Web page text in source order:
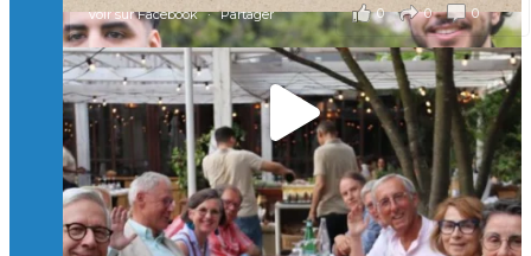
0 0 0
Voir sur Facebook · Partager
🚀Afterwork à Genève 🚀
🥳 Le 22 avril dernier, 14 Alumni vivant / travaillant
en Suisse ont partagé un moment convivial de
retrouvailles et d'échanges !
Merci à tous pour votre présence et à Alexandre